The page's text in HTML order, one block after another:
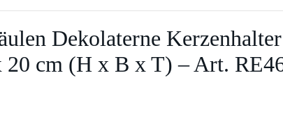
Dekolaterne
20 cm (H x B x T) – Art.